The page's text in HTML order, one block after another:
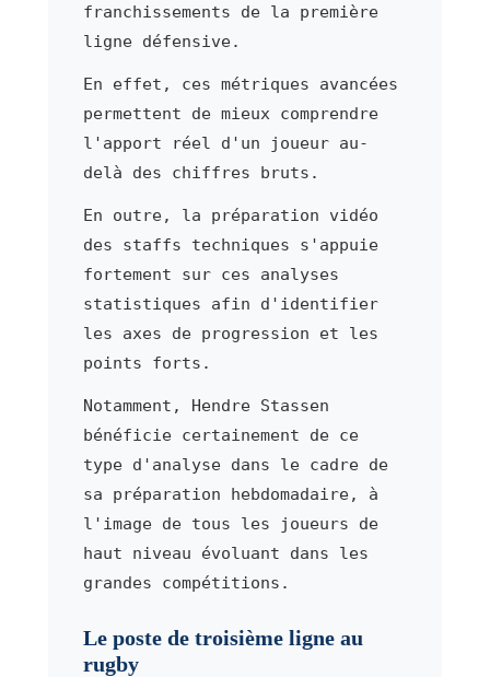
franchissements de la première
ligne défensive.
En effet, ces métriques avancées
permettent de mieux comprendre
l'apport réel d'un joueur au-
delà des chiffres bruts.
En outre, la préparation vidéo
des staffs techniques s'appuie
fortement sur ces analyses
statistiques afin d'identifier
les axes de progression et les
points forts.
Notamment, Hendre Stassen
bénéficie certainement de ce
type d'analyse dans le cadre de
sa préparation hebdomadaire, à
l'image de tous les joueurs de
haut niveau évoluant dans les
grandes compétitions.
Le poste de troisième ligne au
rugby